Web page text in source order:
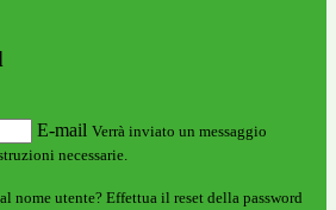
E-mail Verrà inviato un messaggio
necessarie.
nome utente? Effettua il reset della password